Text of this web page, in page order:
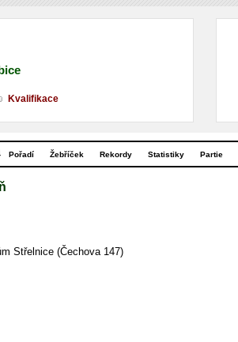
Kvalifikace
Pořadí Žebříček Rekordy Statistiky Partie
Střelnice (Čechova 147)